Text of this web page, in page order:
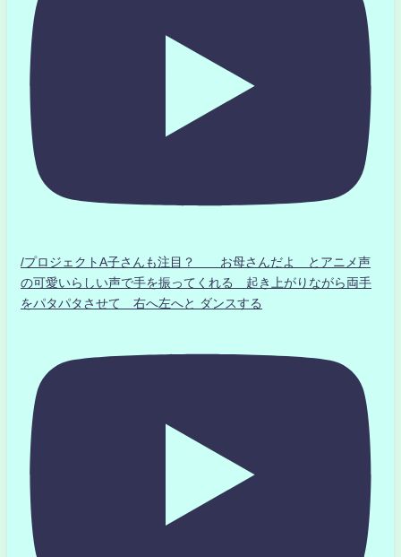
/プロジェクトA子さんも注目？ お母さんだよ とアニメ声
の可愛いらしい声で手を振ってくれる 起き上がりながら両手
をパタパタさせて 右へ左へと ダンスする